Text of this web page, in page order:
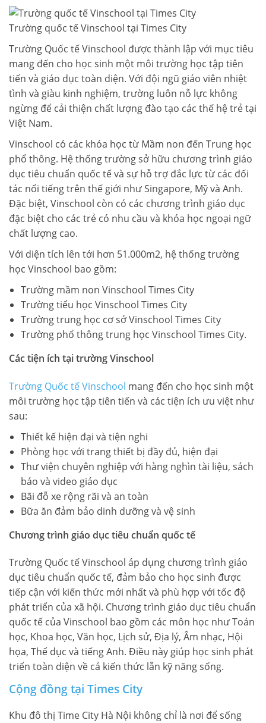
Trường quốc tế Vinschool tại Times City
Trường Quốc tế Vinschool được thành lập với mục tiêu
mang đến cho học sinh một môi trường học tập tiên
tiến và giáo dục toàn diện. Với đội ngũ giáo viên nhiệt
tình và giàu kinh nghiệm, trường luôn nỗ lực không
ngừng để cải thiện chất lượng đào tạo các thế hệ trẻ tại
Việt Nam.
Vinschool có các khóa học từ Mầm non đến Trung học
phổ thông. Hệ thống trường sở hữu chương trình giáo
dục tiêu chuẩn quốc tế và sự hỗ trợ đắc lực từ các đối
tác nổi tiếng trên thế giới như Singapore, Mỹ và Anh.
Đặc biệt, Vinschool còn có các chương trình giáo dục
đặc biệt cho các trẻ có nhu cầu và khóa học ngoại ngữ
chất lượng cao.
Với diện tích lên tới hơn 51.000m2, hệ thống trường
học Vinschool bao gồm:
Trường mầm non Vinschool Times City
Trường tiểu học Vinschool Times City
Trường trung học cơ sở Vinschool Times City
Trường phổ thông trung học Vinschool Times City.
Các tiện ích tại trường Vinschool
Trường Quốc tế Vinschool mang đến cho học sinh một
môi trường học tập tiên tiến và các tiện ích ưu việt như
sau:
Thiết kế hiện đại và tiện nghi
Phòng học với trang thiết bị đầy đủ, hiện đại
Thư viện chuyên nghiệp với hàng nghìn tài liệu, sách
báo và video giáo dục
Bãi đỗ xe rộng rãi và an toàn
Bữa ăn đảm bảo dinh dưỡng và vệ sinh
Chương trình giáo dục tiêu chuẩn quốc tế
Trường Quốc tế Vinschool áp dụng chương trình giáo
dục tiêu chuẩn quốc tế, đảm bảo cho học sinh được
tiếp cận với kiến thức mới nhất và phù hợp với tốc độ
phát triển của xã hội. Chương trình giáo dục tiêu chuẩn
quốc tế của Vinschool bao gồm các môn học như Toán
học, Khoa học, Văn học, Lịch sử, Địa lý, Âm nhạc, Hội
họa, Thể dục và tiếng Anh. Điều này giúp học sinh phát
triển toàn diện về cả kiến thức lẫn kỹ năng sống.
Cộng đồng tại Times City
Khu đô thị Time City Hà Nội không chỉ là nơi để sống